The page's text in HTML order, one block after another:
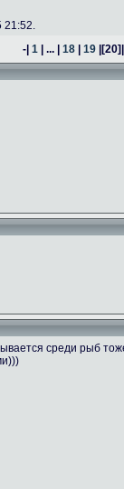
21:52.
-| 1 | ... | 18 | 19 |[20]
среди рыб